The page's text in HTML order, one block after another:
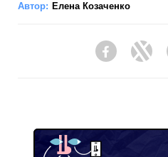
Автор: Елена Козаченко
Facebook